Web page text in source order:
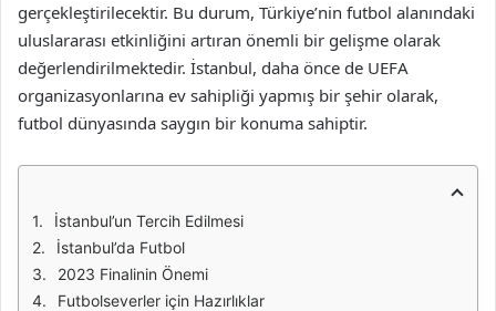
gerçekleştirilecektir. Bu durum, Türkiye’nin futbol alanındaki
uluslararası etkinliğini artıran önemli bir gelişme olarak
değerlendirilmektedir. İstanbul, daha önce de UEFA
organizasyonlarına ev sahipliği yapmış bir şehir olarak,
futbol dünyasında saygın bir konuma sahiptir.
İstanbul’un Tercih Edilmesi
İstanbul’da Futbol
2023 Finalinin Önemi
Futbolseverler için Hazırlıklar